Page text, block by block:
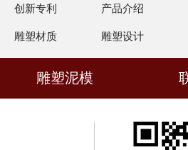
创新专利 产品介绍
雕塑材质 雕塑设计
雕塑泥模